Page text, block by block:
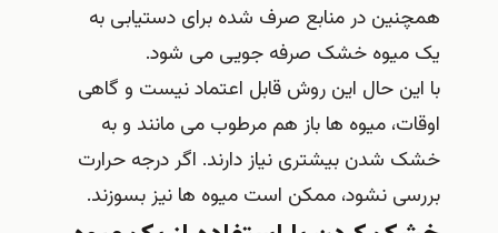
همچنین در منابع صرف شده برای دستیابی به
یک میوه خشک صرفه جویی می شود.
با این حال این روش قابل اعتماد نیست و گاهی
اوقات، میوه ها باز هم مرطوب می مانند و به
خشک شدن بیشتری نیاز دارند. اگر درجه حرارت
بررسی نشود، ممکن است میوه ها نیز بسوزند.